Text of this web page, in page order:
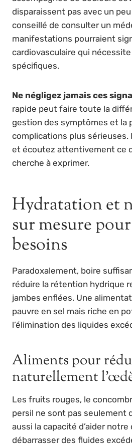
disparaissent pas avec un
conseillé de consulter un
manifestations pourraient
cardiovasculaire qui
spécifiques.
Ne négligez jamais ces
rapide peut faire toute la
gestion des symptômes et la
complications plus sérieuses.
et écoutez attentivement ce
cherche à exprimer.
Hydratation et
sur mesure
besoins
Paradoxalement, boire
réduire la rétention hydrique
jambes enflées. Une
pauvre en sel mais riche en
l’élimination des liquides
Aliments pour
naturellement
Les fruits rouges, le
persil ne sont pas seulement
aussi la capacité d’aider notre
débarrasser des fluides